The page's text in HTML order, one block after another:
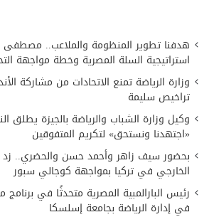
هدفنا تطوير المنظومة والملاعب..
استراتيجية السلة المصرية وخطة مواجهة
وزارة الرياضة تمنع الاتحادات من مشاركة
تراخيص سليمة
وكيل وزارة الشباب والرياضة بالجيزة يطلق
«اجتهدنا ونستحق» لتكريم المتفوقين
بحضور سيف زاهر وأحمد حسن والحضري..
الخارجي في تركيا بمواجهة كوجالي سبور
رئيس البارالمبية المصرية متحدثًا في برنامج
في إدارة الرياضة بجامعة إسلسكا